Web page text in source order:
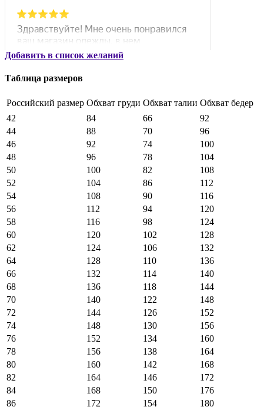
Добавить в список желаний
Таблица размеров
Российский размер Обхват груди Обхват талии Обхват бедер
42
84 66
92
44
88 70
96
46
92 74
100
48
96 78
104
50
100 82
108
52
104 86
112
54
108 90
116
56
112 94
120
58
116 98
124
60
120 102
128
62
124 106
132
64
128 110
136
66
132 114
140
68
136 118
144
70
140 122
148
72
144 126
152
74
148 130
156
76
152 134
160
78
156 138
164
80
160 142
168
82
164 146
172
84
168 150
176
86
172 154 180